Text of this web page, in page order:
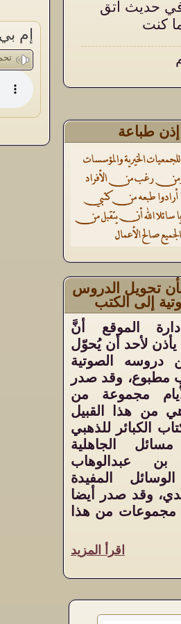
إم
في حديث اتق
كنت
الشرعية في
إذن طباعة
تحويل الدروس
إلى الكتب
الموقع أنَّ
يأذن لأحد أن يُحوّل
دروسه الصوتية
مطبوع، وقد صدر
مجموعة من
من هذا القبيل
الكبائر للذهبي
الجاهلية
بن عبدالوهاب
المفيدة
وقد صدر أيضا
مجموعات من هذا
اقرأ المزيد